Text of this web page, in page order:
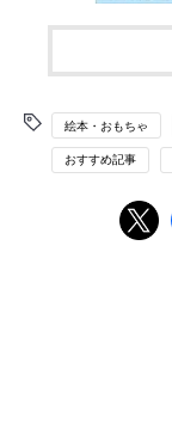
絵本・おもちゃ
おすすめ記事